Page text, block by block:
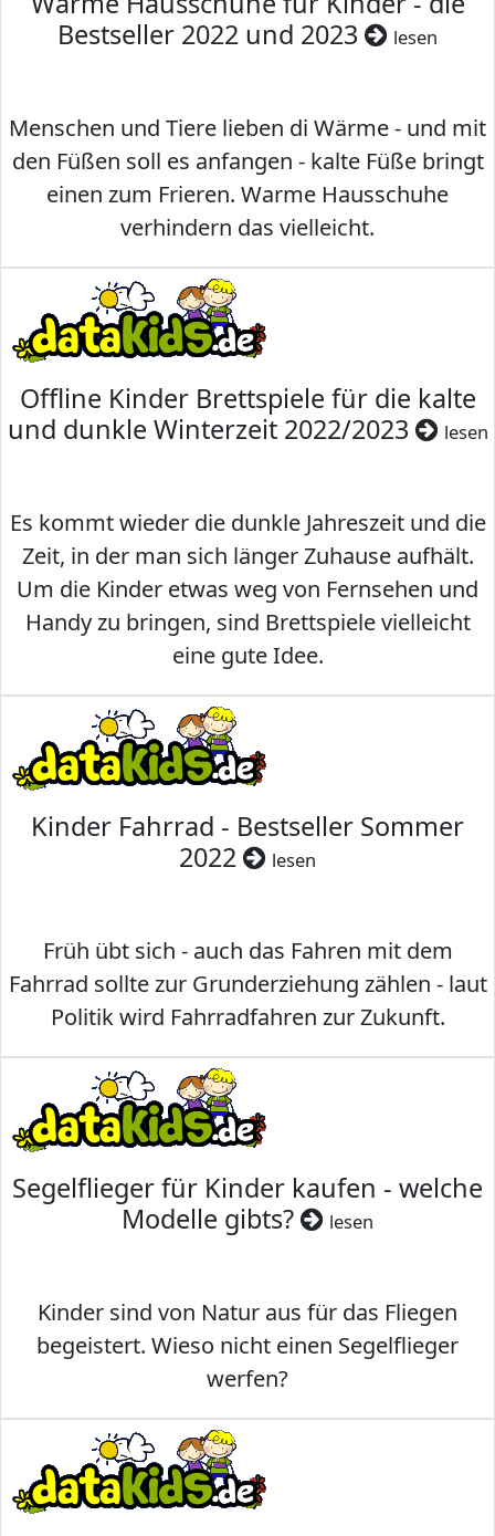
Bestseller 2022 und 2023
lesen
Menschen und Tiere lieben di Wärme - und mit
den Füßen soll es anfangen - kalte Füße bringt
einen zum Frieren. Warme Hausschuhe
verhindern das vielleicht.
Offline Kinder Brettspiele für die kalte
und dunkle Winterzeit 2022/2023
lesen
Es kommt wieder die dunkle Jahreszeit und die
Zeit, in der man sich länger Zuhause aufhält.
Um die Kinder etwas weg von Fernsehen und
Handy zu bringen, sind Brettspiele vielleicht
eine gute Idee.
Kinder Fahrrad - Bestseller Sommer
2022
lesen
Früh übt sich - auch das Fahren mit dem
Fahrrad sollte zur Grunderziehung zählen - laut
Politik wird Fahrradfahren zur Zukunft.
Segelflieger für Kinder kaufen - welche
Modelle gibts?
lesen
Kinder sind von Natur aus für das Fliegen
begeistert. Wieso nicht einen Segelflieger
werfen?